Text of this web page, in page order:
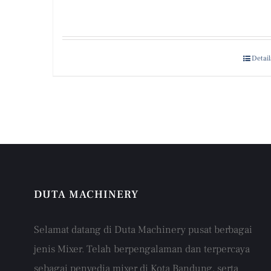
DUTA MACHINERY
Selamat datang di Duta Machinery pusat berbagai
jenis Mixer. Telah berpengalaman dan terpercaya